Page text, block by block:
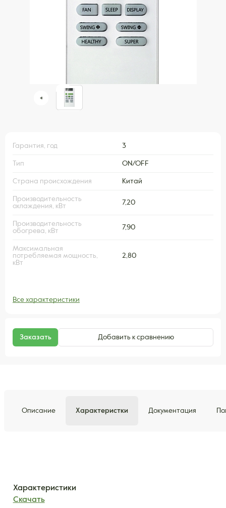
Гарантия, год 3
Тип ON/OFF
Страна происхождения Китай
Производительность
охлаждения, кВт
7,20
Производительность
обогрева, кВт
7,90
Максимальная
потребляемая мощность,
кВт
2,80
Все характеристики
Заказать Добавить к сравнению
Описание Характеристки Документация
Характеристики
Скачать